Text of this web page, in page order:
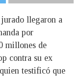
llegaron a
por
millones de
contra su ex
testificó que